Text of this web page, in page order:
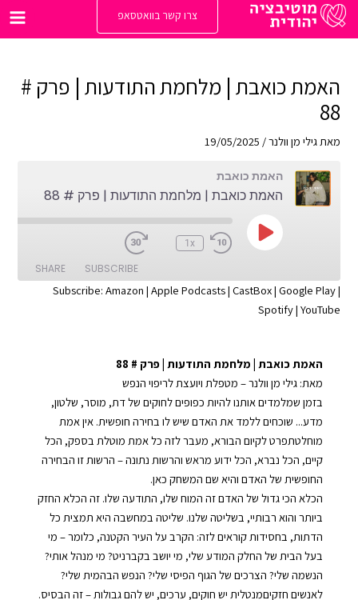
לתוכן
צרו קשר בוואטסאפ
האמת כואבת | מלחמת התודעות | פרק #
88
מאתגילי מן וולנר/
19/05/2025
האמת כואבת
האמת כואבת | מלחמת התודעות | פרק # 88
Play
Episode
1x
SUBSCRIBE
SHARE
Amazon
Spotify
YouTube
RSS FEED
SHARE
EMBED
Subscribe: Amazon | Apple Podcasts| CastBox| Google Play|
Spotify| YouTube
האמת כואבת | מלחמת התודעות | פרק # 88
מאת:גילי מן וולנר – ⁠מטפלת ויועצת לריפוי הנפש
בזמן שמלמדים אותנו להיות כפופים לחוקים של דת, מוסר, שלטון,
מדע... שוכחים ללמד את האדם שיש לו בחירה חופשית. אין אמת
מוחלטתפרט לקיום הבורא, מעבר לזה כל אמת מוטלת בספק, הכל
קיים, הכל נברא, הכל ידוע מראש והרשות נתונה – הרשות זו הבחירה
החופשית של האדם והיא שם המשחק כאן.
הכלא הכי גדול של האדם זה המוח שלו, התודעה שלו. זה הכלא החזק
ביותר והוא רבותיי, בשליטה שלנו. שליטה במחשבה היא תמצית כל
הדתות, בחסידות קוראים לזה: הקרב על העיר הקטנה, כלומר – מי
בעל הבית של החלק המודע שלי, מי יושב בקברניט? מי מנהל אותי?
הנשמה שלי? הצרכים של הגוף הפיסי שלי? הנפש הבהמית שלי?
לאנשים חזקיםמנטלית יש חוקים, ערכים, יש להם גבולות – זה הבסיס.